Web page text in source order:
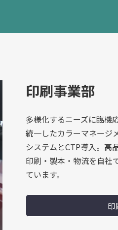
印刷事業部
多様化するニーズに臨機
統一したカラーマネージ
システムとCTP導入。高
印刷・製本・物流を自社
ています。
印